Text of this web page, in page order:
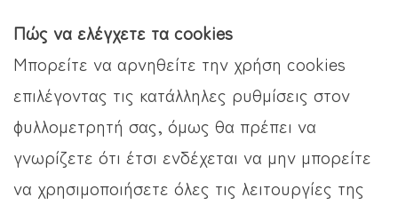
Πώς να ελέγχετε τα cookies
Μπορείτε να αρνηθείτε την χρήση cookies
επιλέγοντας τις κατάλληλες ρυθμίσεις στον
φυλλομετρητή σας, όμως θα πρέπει να
γνωρίζετε ότι έτσι ενδέχεται να μην μπορείτε
να χρησιμοποιήσετε όλες τις λειτουργίες της